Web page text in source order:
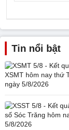
Tin nổi bật